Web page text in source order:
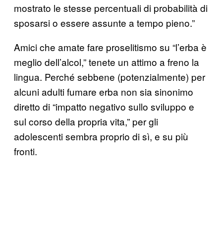
mostrato le stesse percentuali di probabilità di
sposarsi o essere assunte a tempo pieno.”
Amici che amate fare proselitismo su “l’erba è
meglio dell’alcol,” tenete un attimo a freno la
lingua. Perché sebbene (potenzialmente) per
alcuni adulti fumare erba non sia sinonimo
diretto di “impatto negativo sullo sviluppo e
sul corso della propria vita,” per gli
adolescenti sembra proprio di sì, e su più
fronti.